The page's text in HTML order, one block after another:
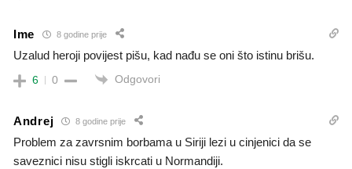
Ime 8 godine prije
Uzalud heroji povijest pišu, kad nađu se oni što istinu brišu.
6 0 Odgovori
Andrej 8 godine prije
Problem za zavrsnim borbama u Siriji lezi u cinjenici da se
saveznici nisu stigli iskrcati u Normandiji.